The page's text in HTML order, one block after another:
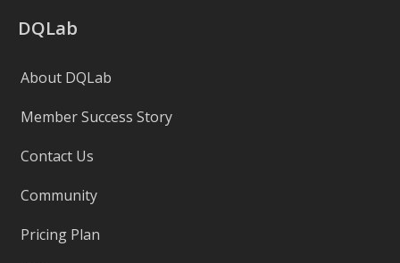
DQLab
About DQLab
Member Success Story
Contact Us
Community
Pricing Plan